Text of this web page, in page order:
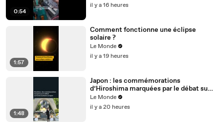
0:54
il y a 16 heures
1:57
Comment fonctionne une éclipse
solaire ?
Le Monde
il y a 19 heures
1:48
Japon : les commémorations
d’Hiroshima marquées par le débat sur
l’arme nucléaire
Le Monde
il y a 20 heures